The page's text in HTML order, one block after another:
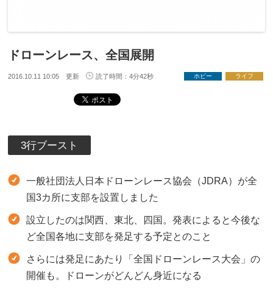
ドローンレース、全国展開
2016.10.11 10:05 更新 読了時間：4分42秒 ホビー ライフ
3行ブースト
一般社団法人日本ドローンレース協会（JDRA）が全
国3カ所に支部を設置しました
設立したのは関西、東北、四国。発表によると今後な
ど全国各地に支部を発足する予定とのこと
さらには発足にあたり「全国ドローンレース大会」の
開催も。ドローンがどんどん身近になる